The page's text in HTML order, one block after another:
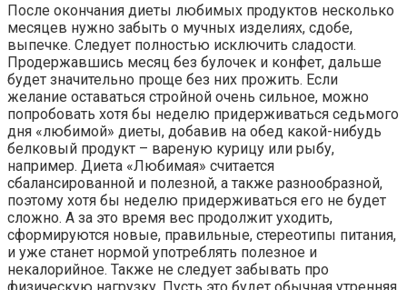
После окончания диеты любимых продуктов несколько
месяцев нужно забыть о мучных изделиях, сдобе,
выпечке. Следует полностью исключить сладости.
Продержавшись месяц без булочек и конфет, дальше
будет значительно проще без них прожить. Если
желание оставаться стройной очень сильное, можно
попробовать хотя бы неделю придерживаться седьмого
дня «любимой» диеты, добавив на обед какой-нибудь
белковый продукт – вареную курицу или рыбу,
например. Диета «Любимая» считается
сбалансированной и полезной, а также разнообразной,
поэтому хотя бы неделю придерживаться его не будет
сложно. А за это время вес продолжит уходить,
сформируются новые, правильные, стереотипы питания,
и уже станет нормой употреблять полезное и
некалорийное. Также не следует забывать про